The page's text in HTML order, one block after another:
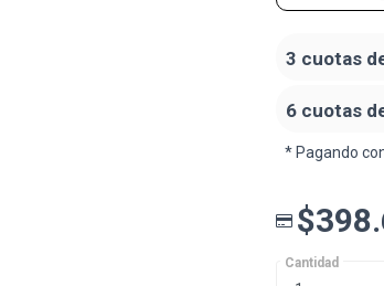
3 cuotas
6 cuotas
* Pagando
Cantidad